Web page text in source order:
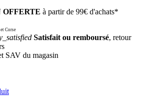
à partir de 99€ d'achats*
Corse
Satisfait ou remboursé, retour
SAV du magasin